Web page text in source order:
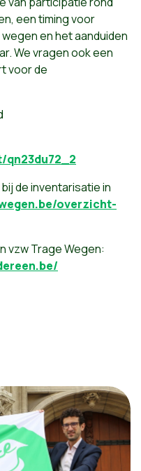
een timing voor
en het aanduiden
We vragen ook een
voor de
de inventarisatie in
overzicht-
vzw Trage Wegen: